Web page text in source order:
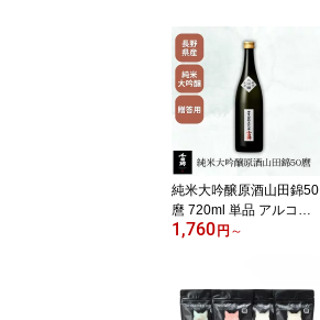
純米大吟醸原酒山田錦50
麿 720ml 単品 アルコー
ル16度 千曲錦酒造 生酒
1,760円 ～